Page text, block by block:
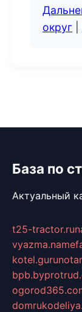
округ
База по
Актуальный
t25-tractor.ru
vyazma.name
kotel.guru
bpb.by